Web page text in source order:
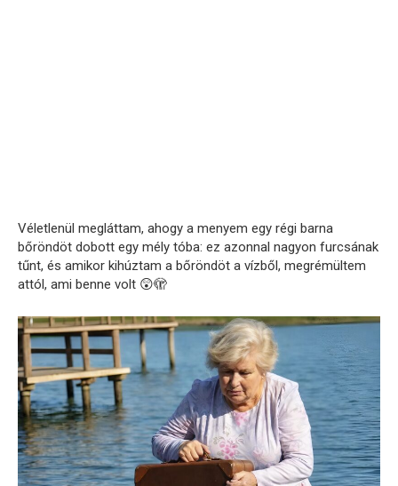
Véletlenül megláttam, ahogy a menyem egy régi barna
bőröndöt dobott egy mély tóba: ez azonnal nagyon furcsának
tűnt, és amikor kihúztam a bőröndöt a vízből, megrémültem
attól, ami benne volt 😲🫣